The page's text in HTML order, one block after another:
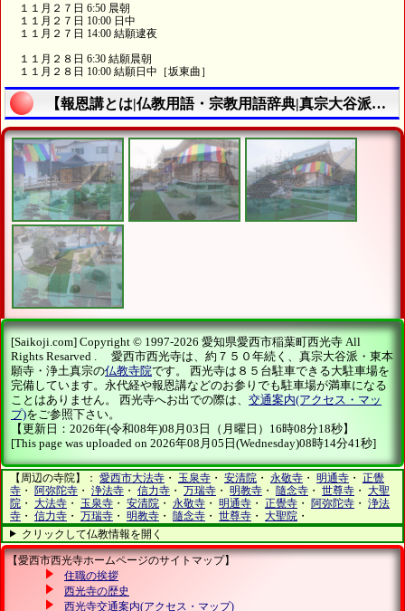
１１月２７日 6:50 晨朝
１１月２７日 10:00 日中
１１月２７日 14:00 結願逮夜
１１月２８日 6:30 結願晨朝
１１月２８日 10:00 結願日中［坂東曲］
【報恩講とは|仏教用語・宗教用語辞典|真宗大谷派・東本願寺・浄土真宗東本願寺愛西市西光寺】の説明終了
[Saikoji.com] Copyright © 1997-2026 愛知県愛西市稲葉町西光寺 All
Rights Resarved . 愛西市西光寺は、約７５０年続く、真宗大谷派・東本
願寺・浄土真宗の仏教寺院です。 西光寺は８５台駐車できる大駐車場を
完備しています。永代経や報恩講などのお参りでも駐車場が満車になる
ことはありません。 西光寺へお出での際は、 交通案内(アクセス・マッ
プ)をご参照下さい。
【更新日：2026年(令和08年)08月03日（月曜日）16時08分18秒】
[This page was uploaded on 2026年08月05日(Wednesday)08時14分41秒]
【周辺の寺院】： 愛西市大法寺 ・ 玉泉寺 ・ 安清院 ・ 永敬寺 ・ 明通寺 ・ 正覺
寺 ・ 阿弥陀寺 ・ 浄法寺 ・ 信力寺 ・ 万瑞寺 ・ 明教寺 ・ 隨念寺 ・ 世尊寺 ・ 大聖
院 ・ 大法寺 ・ 玉泉寺 ・ 安清院 ・ 永敬寺 ・ 明通寺 ・ 正覺寺 ・ 阿弥陀寺 ・ 浄法
寺 ・ 信力寺 ・ 万瑞寺 ・ 明教寺 ・ 隨念寺 ・ 世尊寺 ・ 大聖院 ・
クリックして仏教情報を開く
【愛西市西光寺ホームページのサイトマップ】
住職の挨拶
西光寺の歴史
西光寺交通案内(アクセス・マップ)